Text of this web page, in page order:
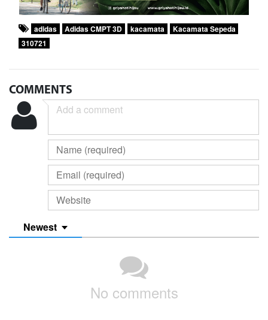
adidas Adidas CMPT 3D kacamata
Kacamata Sepeda
310721
COMMENTS
Newest
No comments